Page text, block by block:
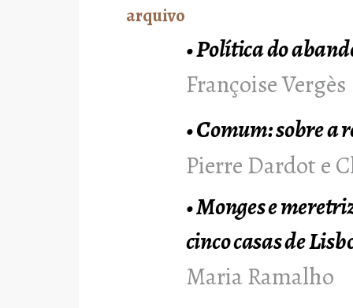
arquivo
•Política do
Françoise Vergès
•Comum: sobre a
Pierre Dardot e
•Monges e
cinco casas de
Maria Ramalho